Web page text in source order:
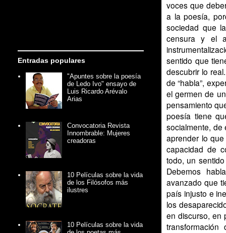
voces que
a la poesía,
sociedad que
censura y el
sentido que
descubrir lo
de “habla”,
el germen de
pensamiento
poesía tiene
socialmente, de
aprender lo
capacidad de
todo, un
Debemos
avanzado que
país injusto e
los
en discurso, en
Entradas populares
"Apuntes sobre la poesía
de Ledo Ivo" ensayo de
Luis Ricardo Arévalo
Arias
Convocatoria Revista
Innombrable: Mujeres
creadoras
10 Películas sobre la vida
de los Filósofos más
ilustres
10 Películas sobre la vida